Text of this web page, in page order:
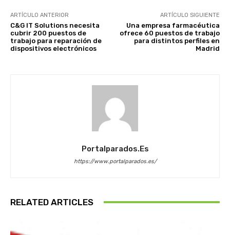
ARTÍCULO ANTERIOR
C&G IT Solutions necesita
cubrir 200 puestos de
trabajo para reparación de
dispositivos electrónicos
ARTÍCULO SIGUIENTE
Una empresa farmacéutica
ofrece 60 puestos de trabajo
para distintos perfiles en
Madrid
Portalparados.es
https://www.portalparados.es/
RELATED ARTICLES